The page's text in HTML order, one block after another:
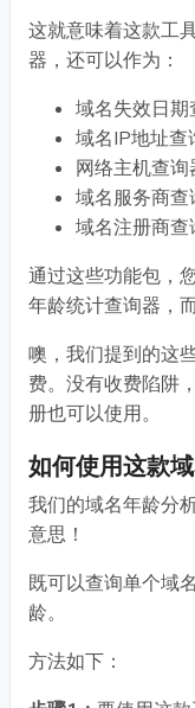
这就意味着这款工
器，还可以作为：
域名失效日期
域名IP地址查
网络主机查询
域名服务商查
域名注册商查
通过这些功能包，
年龄统计查询器，
噢，我们提到的这
费。没有收费陷阱
册也可以使用。
如何使用这款
我们的域名年龄分
意思！
既可以查询单个域
龄。
方法如下：